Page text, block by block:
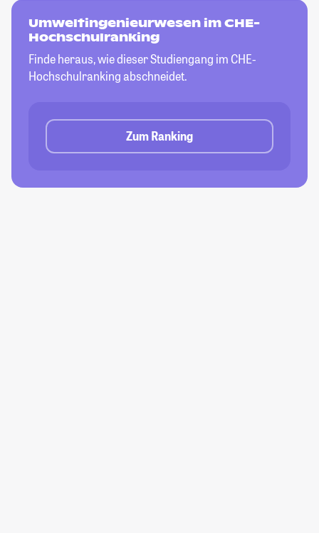
Umweltingenieurwesen im CHE-
Hochschulranking
Finde heraus, wie dieser Studiengang im CHE-
Hochschulranking abschneidet.
Zum Ranking